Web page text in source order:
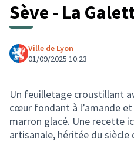
Sève - La
Ville de Lyon
01/09/2025 10:23
Un feuilletage croustillant
cœur fondant à l’amande
marron glacé. Une recette
artisanale, héritée du siècle